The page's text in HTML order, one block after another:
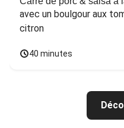
avec un boulgour aux
citron
40 minutes